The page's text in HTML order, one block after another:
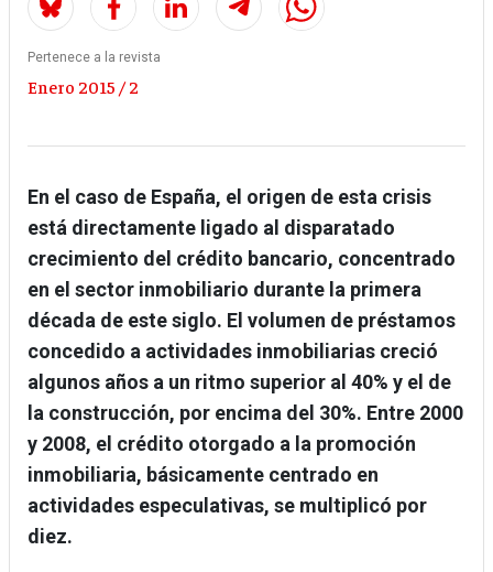
Pertenece a la revista
Enero 2015 / 2
En el caso de España, el origen de esta crisis
está directamente ligado al disparatado
crecimiento del crédito bancario, concentrado
en el sector inmobiliario durante la primera
década de este siglo. El volumen de préstamos
concedido a actividades inmobiliarias creció
algunos años a un ritmo superior al 40% y el de
la construcción, por encima del 30%. Entre 2000
y 2008, el crédito otorgado a la promoción
inmobiliaria, básicamente centrado en
actividades especulativas, se multiplicó por
diez.